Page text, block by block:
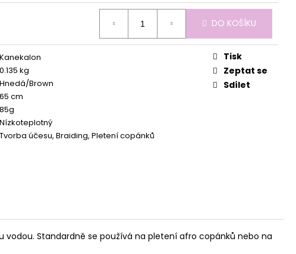
DO KOŠÍKU
Kanekalon
0.135 kg
Hnedá/Brown
65 cm
85g
Nízkoteplotný
Tvorba účesu, Braiding, Pletení copánků
Tisk
Zeptat se
Sdílet
vodou. Standardně se používá na pletení afro copánků nebo na